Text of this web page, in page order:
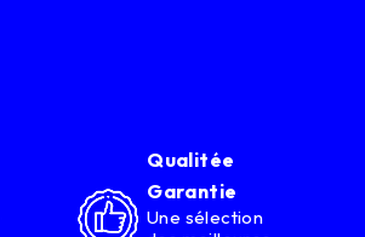
Qualitée
Garantie
Une sélection